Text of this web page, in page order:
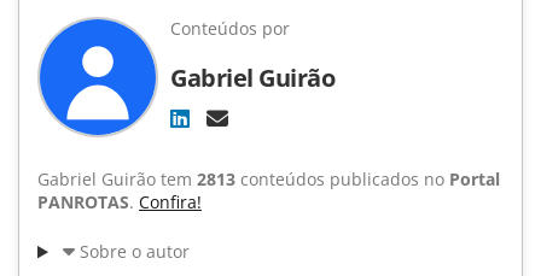
Conteúdos por
Gabriel Guirão
Gabriel Guirão tem 2813 conteúdos publicados no Portal
PANROTAS. Confira!
Sobre o autor